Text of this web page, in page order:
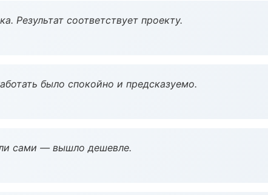
Результат соответствует проекту.
было спокойно и предсказуемо.
сами — вышло дешевле.